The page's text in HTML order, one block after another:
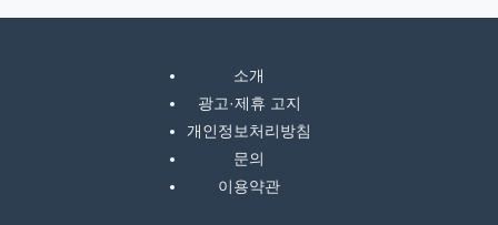
소개
광고·제휴 고지
개인정보처리방침
문의
이용약관